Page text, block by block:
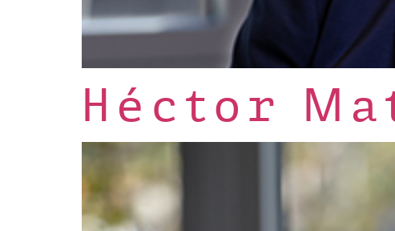
Héctor